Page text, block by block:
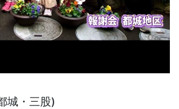
城・三股)